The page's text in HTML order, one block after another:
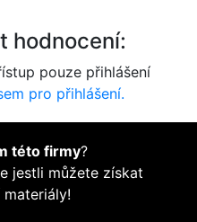
hodnocení:
pouze přihlášení
pro přihlášení.
této firmy?
jestli můžete získat